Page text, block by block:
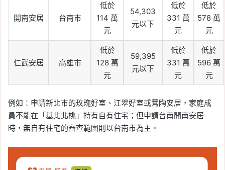
開南安居 台南市
低於
114 萬
元
54,303
元以下
低於
331 萬
元
低於
578 萬
元
仁武安居 高雄市
低於
128 萬
元
59,395
元以下
低於
331 萬
元
低於
596 萬
元
例如：申請新北市的玫瑰好室、江翠好室或鶯陶安居，家庭成
員不能在「基北北桃」持有自有住宅；但申請台南開南安居
時，無自有住宅的審查範圍則以台南市為主。